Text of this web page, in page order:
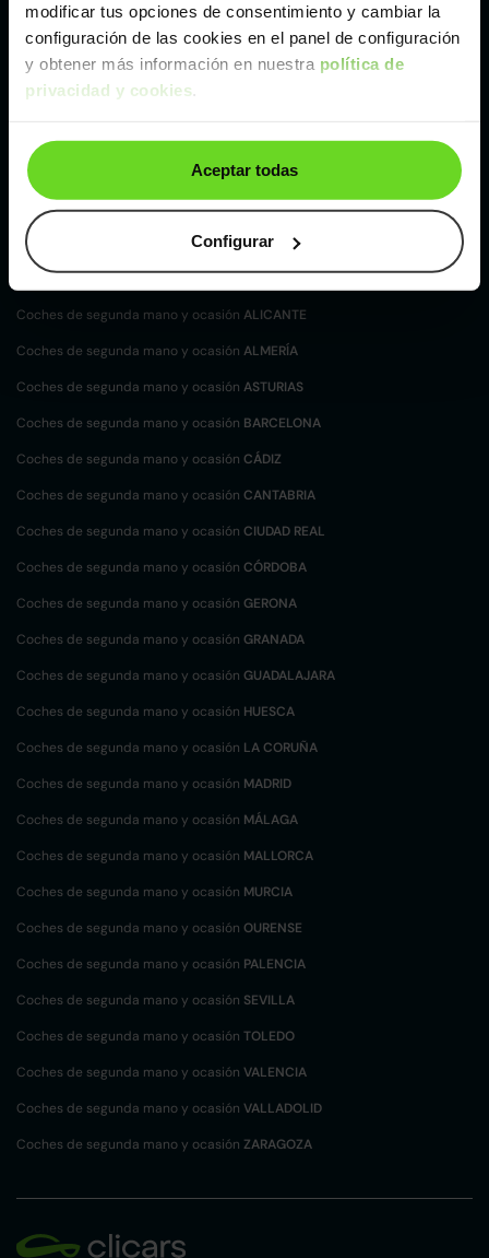
modificar tus opciones de consentimiento y cambiar la
configuración de las cookies en el panel de configuración
y obtener más información en nuestra política de
privacidad y cookies.
Aceptar todas
Configurar
Zaragoza
Maserati Levante de segunda mano y ocasión
Coches desegunda mano y ocasión por
localización
Coches de segunda mano y ocasiónALBACETE
Coches de segunda mano y ocasión ALICANTE
Coches de segunda mano y ocasión ALMERÍA
Coches de segunda mano y ocasión ASTURIAS
Coches de segunda mano y ocasión BARCELONA
Coches de segunda mano y ocasión CÁDIZ
Coches de segunda mano y ocasión CANTABRIA
Coches de segunda mano y ocasión CIUDAD REAL
Coches de segunda mano y ocasión CÓRDOBA
Coches de segunda mano y ocasión GERONA
Coches de segunda mano y ocasión GRANADA
Coches de segunda mano y ocasión GUADALAJARA
Coches de segunda mano y ocasión HUESCA
Coches de segunda mano y ocasión LA CORUÑA
Coches de segunda mano y ocasión MADRID
Coches de segunda mano y ocasión MÁLAGA
Coches de segunda mano y ocasión MALLORCA
Coches de segunda mano y ocasión MURCIA
Coches de segunda mano y ocasión OURENSE
Coches de segunda mano y ocasión PALENCIA
Coches de segunda mano y ocasión SEVILLA
Coches de segunda mano y ocasión TOLEDO
Coches de segunda mano y ocasión VALENCIA
Coches de segunda mano y ocasión VALLADOLID
Coches de segunda mano y ocasión ZARAGOZA